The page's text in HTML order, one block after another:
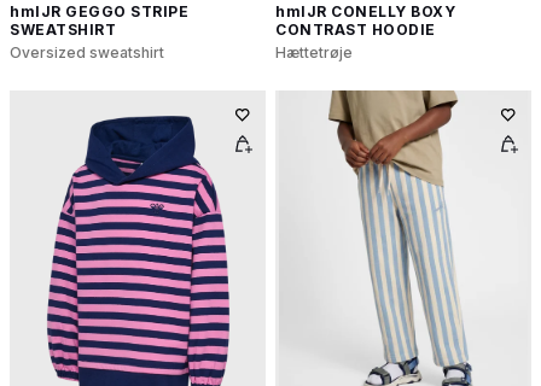
hmlJR GEGGO STRIPE
SWEATSHIRT
Oversized sweatshirt
hmlJR CONELLY BOXY
CONTRAST HOODIE
Hættetrøje